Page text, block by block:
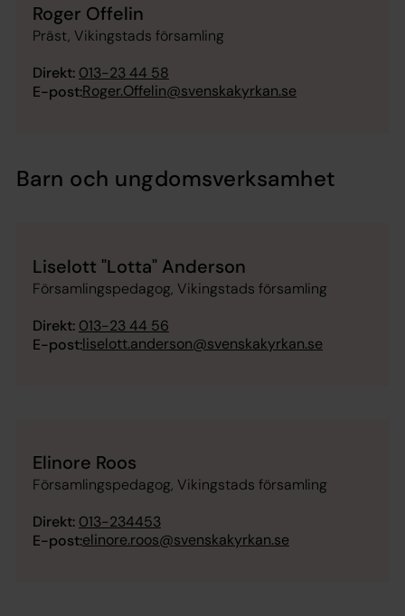
Roger Offelin
Präst, Vikingstads församling
Direkt: 013-23 44 58
E-post:Roger.Offelin@svenskakyrkan.se
Barn och ungdomsverksamhet
Liselott "Lotta" Anderson
Församlingspedagog, Vikingstads församling
Direkt: 013-23 44 56
E-post:liselott.anderson@svenskakyrkan.se
Elinore Roos
Församlingspedagog, Vikingstads församling
Direkt: 013-234453
E-post:elinore.roos@svenskakyrkan.se